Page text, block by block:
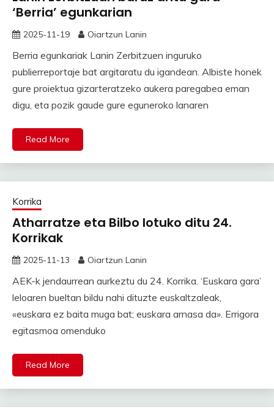
‘Berria’ egunkarian
2025-11-19 Oiartzun Lanin
Berria egunkariak Lanin Zerbitzuen inguruko
publierreportaje bat argitaratu du igandean. Albiste honek
gure proiektua gizarteratzeko aukera paregabea eman
digu, eta pozik gaude gure eguneroko lanaren
Read More
Korrika
Atharratze eta Bilbo lotuko ditu 24.
Korrikak
2025-11-13 Oiartzun Lanin
AEK-k jendaurrean aurkeztu du 24. Korrika. ‘Euskara gara’
leloaren bueltan bildu nahi dituzte euskaltzaleak,
«euskara ez baita muga bat; euskara arnasa da». Errigora
egitasmoa omenduko
Read More